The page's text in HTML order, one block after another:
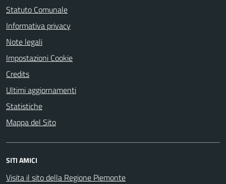
Statuto Comunale
Informativa privacy
Note legali
Impostazioni Cookie
Credits
Ultimi aggiornamenti
Statistiche
Mappa del Sito
SITI AMICI
Visita il sito della Regione Piemonte